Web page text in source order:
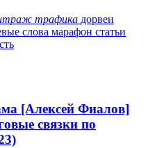
трафика дорвеи
слова марафон статьи
[Алексей Фиалов]
связки по